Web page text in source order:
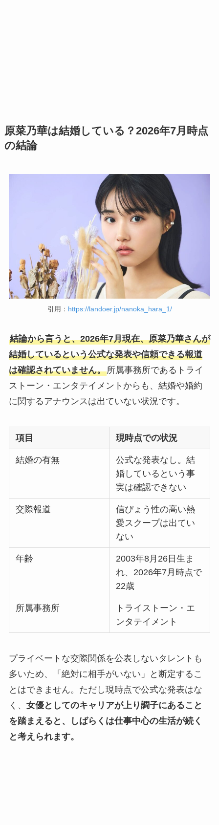
原菜乃華は結婚している？2026年7月時点
の結論
引用： https://landoer.jp/nanoka_hara_1/
結論から言うと、2026年7月現在、原菜乃華さんが
結婚しているという公式な発表や信頼できる報道
は確認されていません。所属事務所であるトライ
ストーン・エンタテイメントからも、結婚や婚約
に関するアナウンスは出ていない状況です。
項目 現時点での状況
結婚の有無
公式な発表なし。結
婚しているという事
実は確認できない
交際報道
信ぴょう性の高い熱
愛スクープは出てい
ない
年齢
2003年8月26日生ま
れ、2026年7月時点で
22歳
所属事務所
トライストーン・エ
ンタテイメント
プライベートな交際関係を公表しないタレントも
多いため、「絶対に相手がいない」と断定するこ
とはできません。ただし現時点で公式な発表はな
く、 女優としてのキャリアが上り調子にあること
を踏まえると、しばらくは仕事中心の生活が続く
と考えられます。